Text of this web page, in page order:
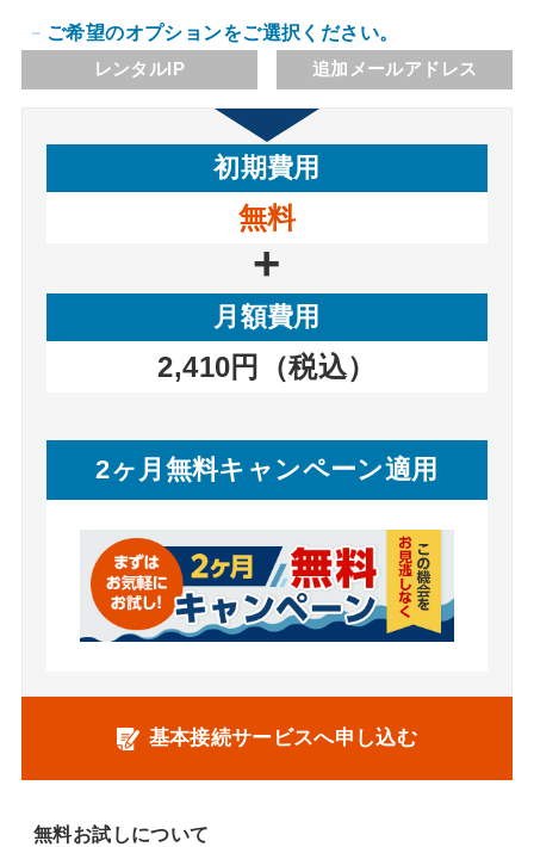
ご希望のオプションをご選択ください。
レンタルIP 追加メールアドレス
初期費用
無料
月額費用
2,410円（税込）
2ヶ月無料キャンペーン適用
基本接続サービスへ申し込む
無料お試しについて